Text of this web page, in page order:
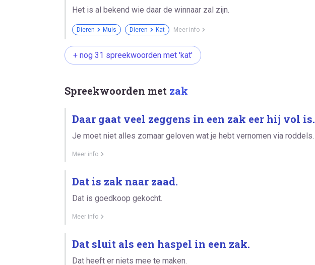
Het is al bekend wie daar de winnaar zal zijn.
Dieren Muis Dieren Kat Meer info
+ nog 31 spreekwoorden met 'kat'
Spreekwoorden met zak
Daar gaat veel zeggens in een zak eer hij vol is.
Je moet niet alles zomaar geloven wat je hebt vernomen via roddels.
Meer info
Dat is zak naar zaad.
Dat is goedkoop gekocht.
Meer info
Dat sluit als een haspel in een zak.
Dat heeft er niets mee te maken.